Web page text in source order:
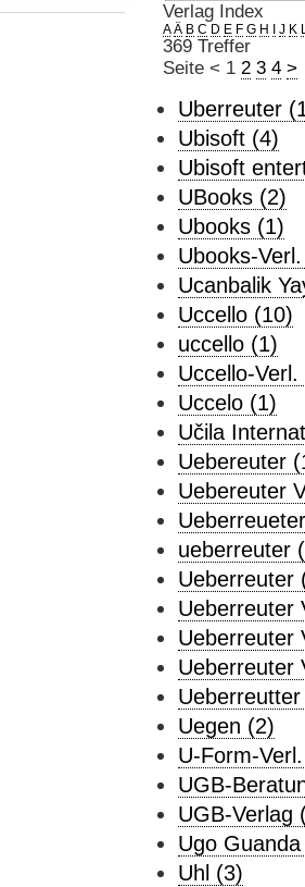
Verlag Index
A Ä B C D E F G H J K
369 Treffer
Seite < 1 2 3 4 >
Uberreuter
Ubisoft (4)
Ubisoft
UBooks (2)
Ubooks (1)
Ubooks-
Ucanbalik
Uccello (10)
uccello (1)
Uccello-Verl.
Uccelo (1)
Učila
Uebereuter
Uebereuter
ueberreuter
Ueberreuter
Ueberreuter
Ueberreuter
Ueberreuter
Uegen (2)
U-Form-
UGB-
UGB-Verlag
Ugo
Uhl (3)